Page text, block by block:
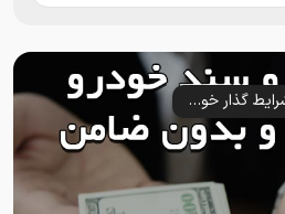
وام خودرو، وام خودرو فوری، شرایط گذار خودرو، وام روی سند خودرو، وام روی سند ماشین